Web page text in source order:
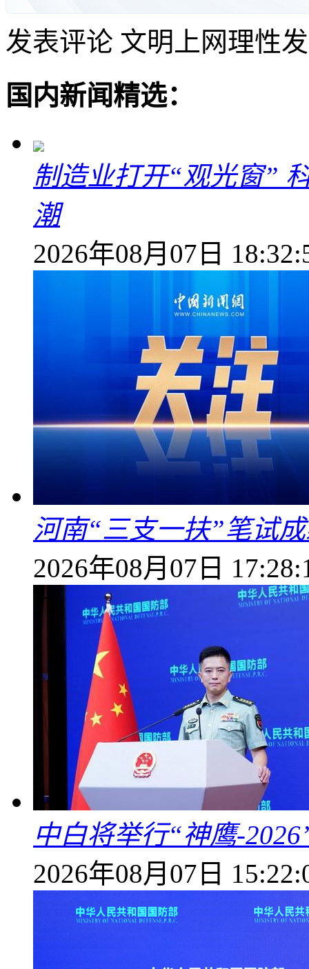
发表评论 文明上网理性
国内新闻精选：
制造业打开“观光窗”
潮
2026年08月07日
河南“三支一扶”笔试
2026年08月07日
中白将举行“神鹰-
2026年08月07日